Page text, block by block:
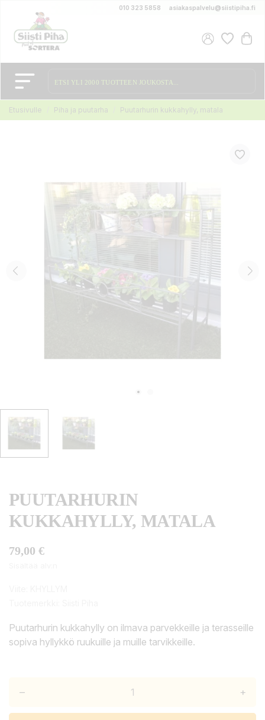
010 323 5858 asiakaspalvelu@siistipiha.fi
Etusivulle Piha ja puutarha Puutarhurin kukkahylly, matala
PUUTARHURIN
KUKKAHYLLY, MATALA
79,00 €
Puutarhurin kukkahylly on ilmava parvekkeille ja terasseille
sopiva hyllykkö ruukuille ja muille tarvikkeille.
– +